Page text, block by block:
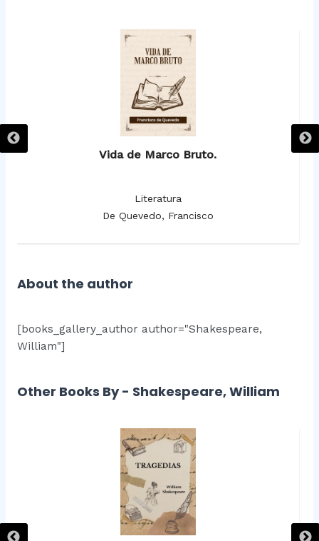
Vida de Marco Bruto.
Literatura
De Quevedo, Francisco
About the author
[books_gallery_author author="Shakespeare,
William"]
Other Books By - Shakespeare, William